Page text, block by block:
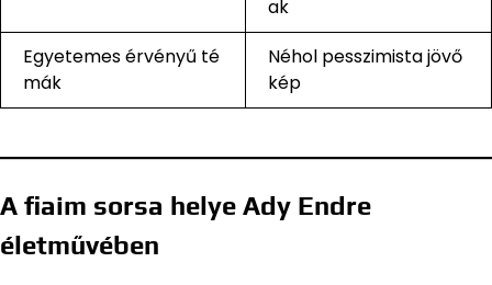
ak
Egyetemes érvényű té
mák
Néhol pesszimista jövő
kép
A fiaim sorsa helye Ady Endre
életművében